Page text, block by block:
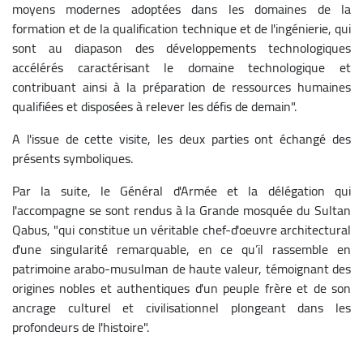
moyens modernes adoptées dans les domaines de la
formation et de la qualification technique et de l'ingénierie, qui
sont au diapason des développements technologiques
accélérés caractérisant le domaine technologique et
contribuant ainsi à la préparation de ressources humaines
qualifiées et disposées à relever les défis de demain".
A l'issue de cette visite, les deux parties ont échangé des
présents symboliques.
Par la suite, le Général d'Armée et la délégation qui
l'accompagne se sont rendus à la Grande mosquée du Sultan
Qabus, "qui constitue un véritable chef-d'oeuvre architectural
d'une singularité remarquable, en ce qu’il rassemble en
patrimoine arabo-musulman de haute valeur, témoignant des
origines nobles et authentiques d'un peuple frère et de son
ancrage culturel et civilisationnel plongeant dans les
profondeurs de l'histoire".